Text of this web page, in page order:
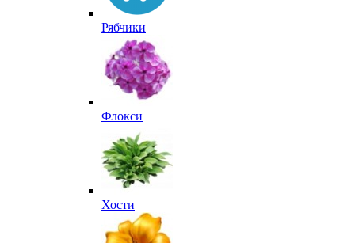
Рябчики
Флокси
Хости